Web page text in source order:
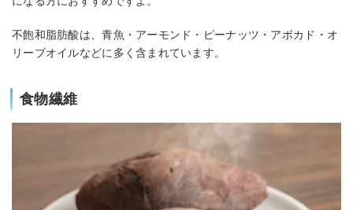
不飽和脂肪酸は、青魚・アーモンド・ピーナッツ・アボカド・オ
リーブオイルなどに多く含まれています。
食物繊維